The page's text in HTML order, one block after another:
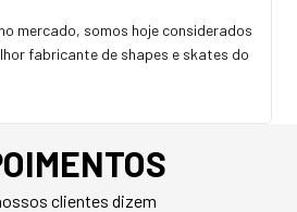
mercado, somos hoje considerados
fabricante de shapes e skates do
clientes dizem